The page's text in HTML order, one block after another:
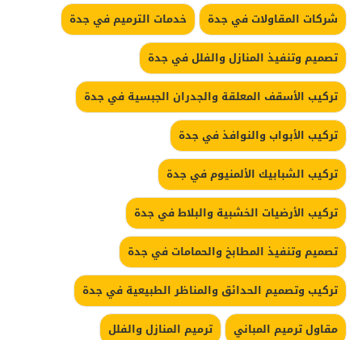
شركات المقاولات في جدة
خدمات الترميم في جدة
تصميم وتنفيذ المنازل والفلل في جدة
تركيب الأسقف المعلقة والجدران الجبسية في جدة
تركيب الأبواب والنوافذ في جدة
تركيب الشبابيك الألمنيوم في جدة
تركيب الأرضيات الخشبية والبلاط في جدة
تصميم وتنفيذ المطابخ والحمامات في جدة
تركيب وتصميم الحدائق والمناظر الطبيعية في جدة
مقاول ترميم المباني
ترميم المنازل والفلل